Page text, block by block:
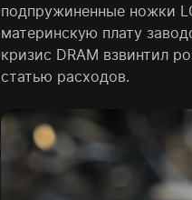
подпружиненные ножки
материнскую плату
кризис DRAM взвинтил
статью расходов.